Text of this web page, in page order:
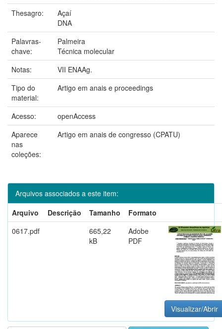
Thesagro:
Açaí
DNA
Palavras-
chave:
Palmeira
Técnica molecular
Notas:
VII ENAAg.
Tipo do
material:
Artigo em anais e proceedings
Acesso:
openAccess
Aparece
nas
coleções:
Artigo em anais de congresso (CPATU)
Arquivos associados a este item:
Arquivo
Descrição Tamanho
Formato
0617.pdf
665,22
kB
Adobe
PDF
Visualizar/Abrir